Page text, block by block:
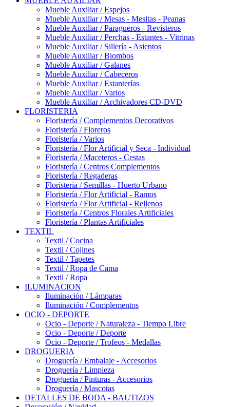
Mueble Auxiliar / Espejos
Mueble Auxiliar / Mesas - Mesitas - Peanas
Mueble Auxiliar / Paragueros - Revisteros
Mueble Auxiliar / Perchas - Estantes - Vitrinas
Mueble Auxiliar / Sillería - Asientos
Mueble Auxiliar / Biombos
Mueble Auxiliar / Galanes
Mueble Auxiliar / Cabeceros
Mueble Auxiliar / Estanterías
Mueble Auxiliar / Varios
Mueble Auxiliar / Archivadores CD-DVD
FLORISTERIA
Floristería / Complementos Decorativos
Floristería / Floreros
Floristería / Varios
Floristería / Flor Artificial y Seca - Individual
Floristería / Maceteros - Cestas
Floristería / Centros Complementos
Floristería / Regaderas
Floristería / Semillas - Huerto Urbano
Floristería / Flor Artificial - Ramos
Floristería / Flor Artificial - Rellenos
Floristería / Centros Florales Artificiales
Floristería / Plantas Artificiales
TEXTIL
Textil / Cocina
Textil / Cojines
Textil / Tapetes
Textil / Ropa de Cama
Textil / Ropa
ILUMINACION
Iluminación / Lámparas
Iluminación / Complementos
OCIO - DEPORTE
Ocio - Deporte / Naturaleza - Tiempo Libre
Ocio - Deporte / Deporte
Ocio - Deporte / Trofeos - Medallas
DROGUERIA
Droguería / Embalaje - Accesorios
Droguería / Limpieza
Droguería / Pinturas - Accesorios
Droguería / Mascotas
DETALLES DE BODA - BAUTIZOS